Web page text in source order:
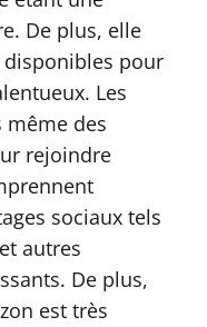
De plus, elle
pour
Les
des
rejoindre
sociaux tels
autres
De plus,
est très